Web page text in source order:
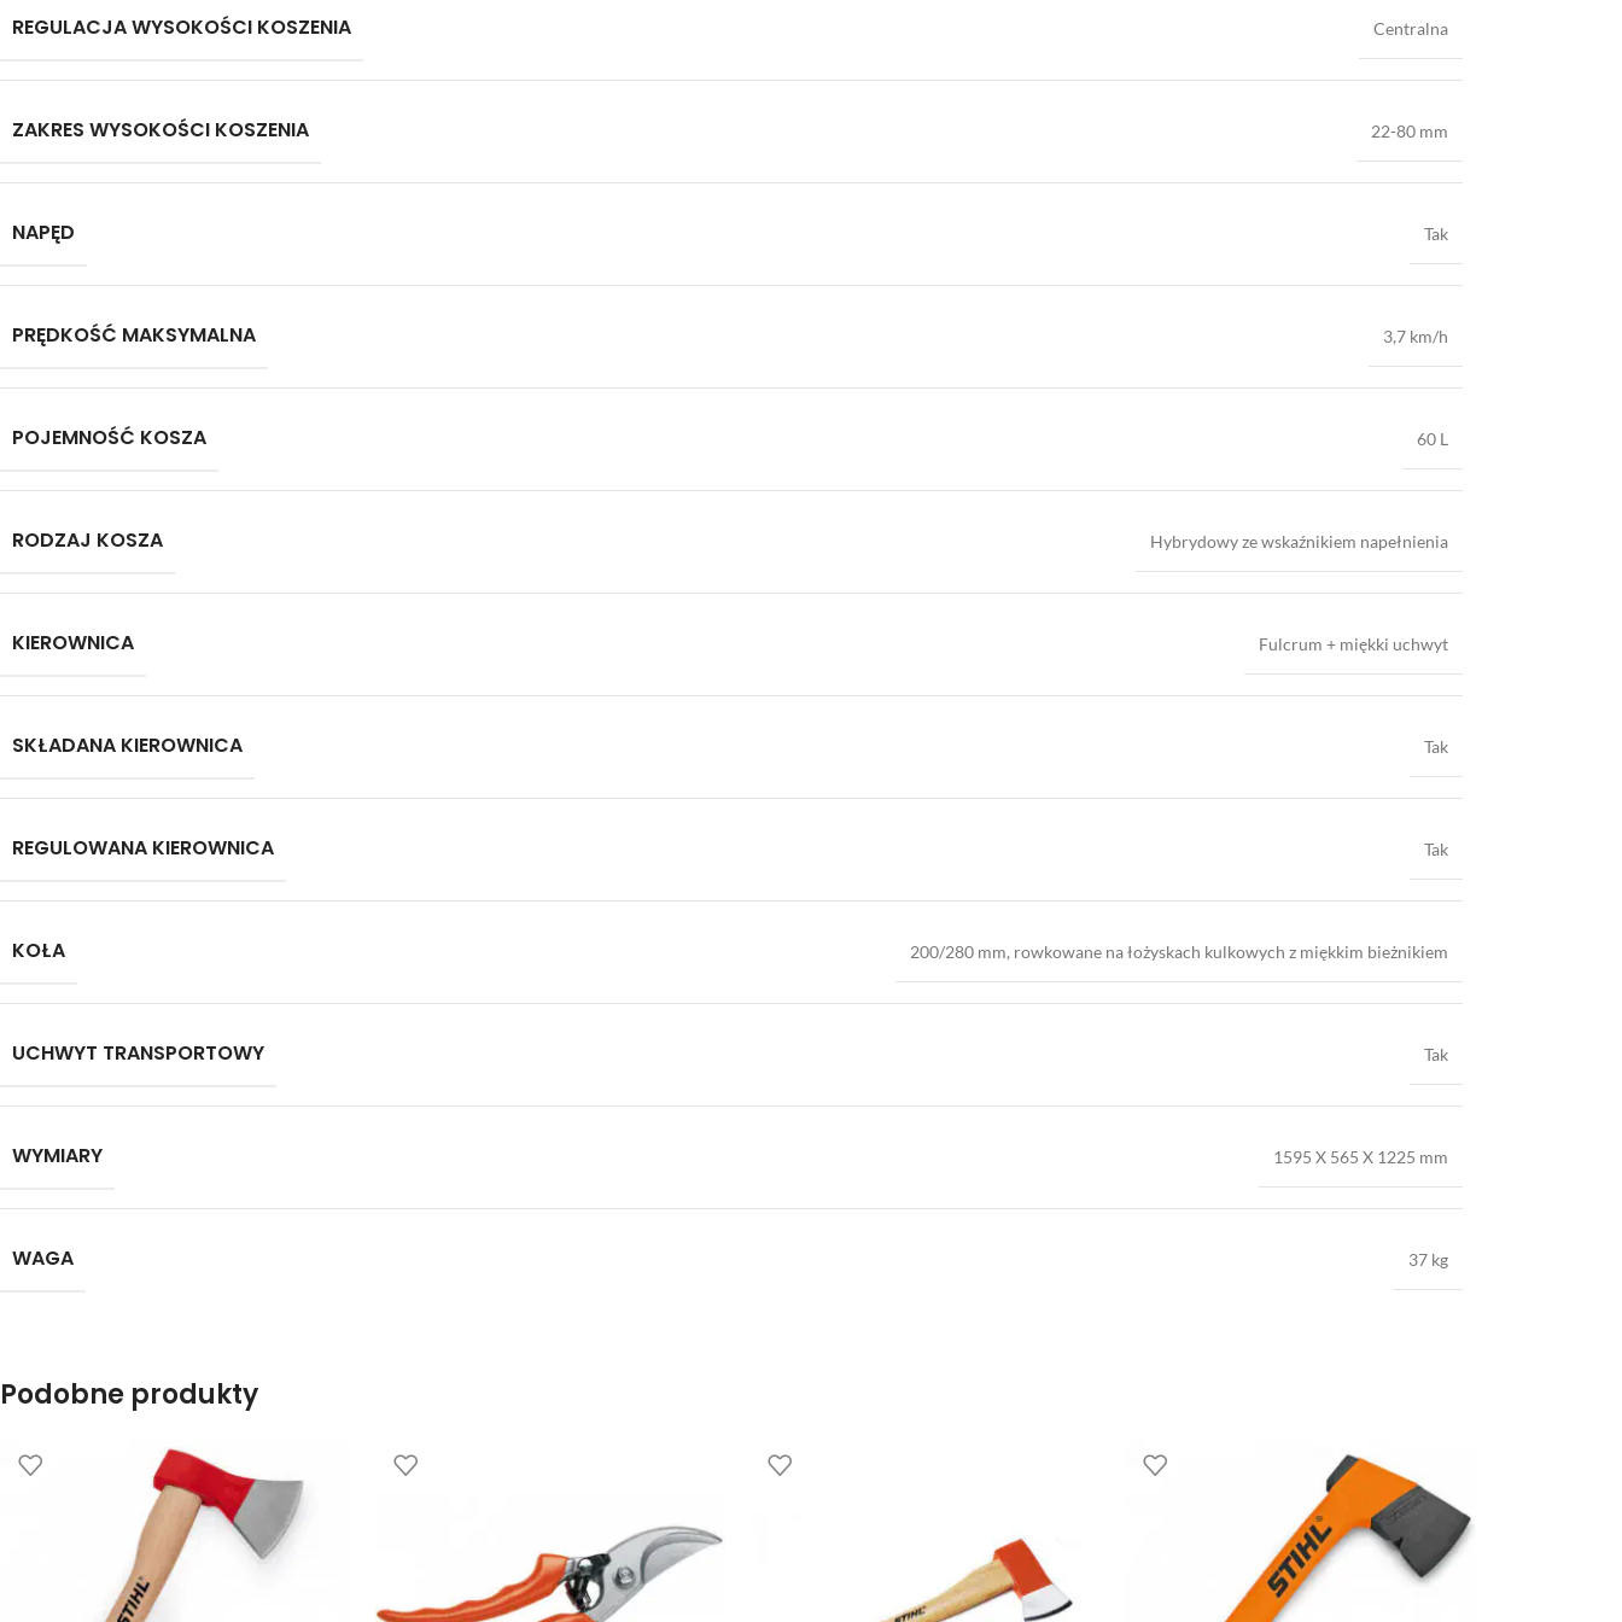
REGULACJA WYSOKOŚCI KOSZENIA Centralna
ZAKRES WYSOKOŚCI KOSZENIA 22-80 mm
NAPĘD Tak
PRĘDKOŚĆ MAKSYMALNA 3,7 km/h
POJEMNOŚĆ KOSZA 60 L
RODZAJ KOSZA Hybrydowy ze wskaźnikiem napełnienia
KIEROWNICA Fulcrum + miękki uchwyt
SKŁADANA KIEROWNICA Tak
REGULOWANA KIEROWNICA Tak
KOŁA 200/280 mm, rowkowane na łożyskach kulkowych z miękkim bieżnikiem
UCHWYT TRANSPORTOWY Tak
WYMIARY 1595 X 565 X 1225 mm
WAGA 37 kg
Podobne produkty